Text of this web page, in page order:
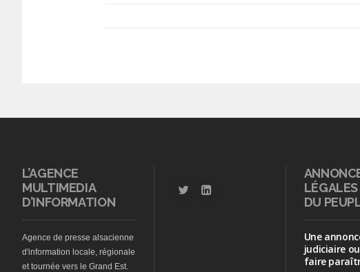
L’AGENCE
MULTIMEDIA
D’INFORMATION
Agence de presse alsacienne
d'information locale, régionale
et tournée vers le Grand Est.
LÉGALES
DU
Une
judiciaire
faire